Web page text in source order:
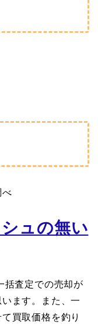
べ
ュの無い
括査定での売却が
ます。また、一
買取価格を釣り